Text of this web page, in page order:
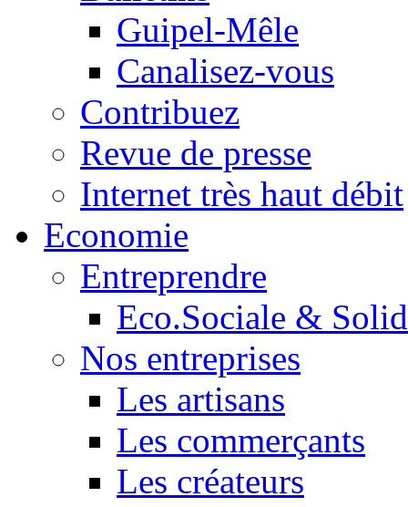
Guipel-Mêle
Canalisez-vous
Contribuez
Revue de presse
Internet très haut débit
Economie
Entreprendre
Eco.Sociale &
Nos entreprises
Les artisans
Les commerçants
Les créateurs